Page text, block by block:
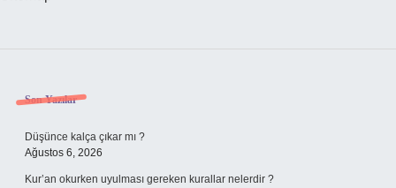
Sidebar
Son Yazılar
Düşünce kalça çıkar mı ?
Ağustos 6, 2026
Kur’an okurken uyulması gereken kurallar nelerdir ?